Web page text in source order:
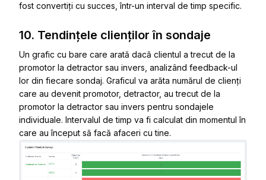
fost convertiți cu succes, într-un interval de timp specific.
10. Tendințele clienților în sondaje
Un grafic cu bare care arată dacă clientul a trecut de la
promotor la detractor sau invers, analizând feedback-ul
lor din fiecare sondaj. Graficul va arăta numărul de clienți
care au devenit promotor, detractor, au trecut de la
promotor la detractor sau invers pentru sondajele
individuale. Intervalul de timp va fi calculat din momentul în
care au început să facă afaceri cu tine.